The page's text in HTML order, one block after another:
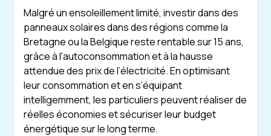
Malgré un ensoleillement limité, investir dans des
panneaux solaires dans des régions comme la
Bretagne ou la Belgique reste rentable sur 15 ans,
grâce à l'autoconsommation et à la hausse
attendue des prix de l’électricité. En optimisant
leur consommation et en s’équipant
intelligemment, les particuliers peuvent réaliser de
réelles économies et sécuriser leur budget
énergétique sur le long terme.